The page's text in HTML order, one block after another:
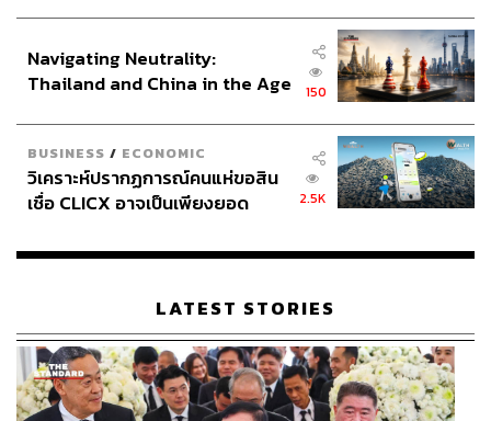
Navigating Neutrality:
Thailand and China in the Age
150
BUSINESS / ECONOMIC
วิเคราะห์ปรากฏการณ์คนแห่ขอสิน
เชื่อ CLICX อาจเป็นเพียงยอด
เรือนไทยที่ถูกซุกไว้
2.5K
LATEST STORIES